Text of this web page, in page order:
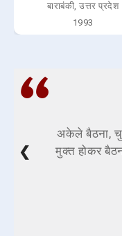
बाराबंकी, उत्तर प्रदेश
1993
अकेले बैठना,
मुक्त होकर
❮